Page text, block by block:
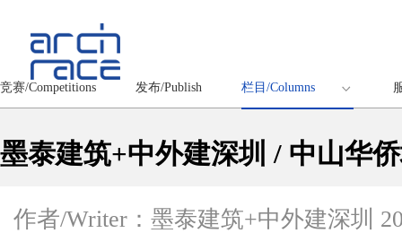
竞赛/Competitions 发布/Publish 栏目/Columns
墨泰建筑+中外建深圳 / 中山华
作者/Writer：墨泰建筑+中外建深圳